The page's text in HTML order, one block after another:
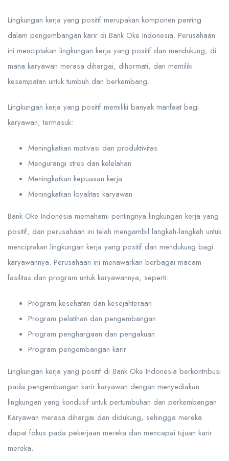
Lingkungan kerja yang positif merupakan komponen penting
dalam pengembangan karir di Bank Oke Indonesia. Perusahaan
ini menciptakan lingkungan kerja yang positif dan mendukung, di
mana karyawan merasa dihargai, dihormati, dan memiliki
kesempatan untuk tumbuh dan berkembang.
Lingkungan kerja yang positif memiliki banyak manfaat bagi
karyawan, termasuk:
Meningkatkan motivasi dan produktivitas
Mengurangi stres dan kelelahan
Meningkatkan kepuasan kerja
Meningkatkan loyalitas karyawan
Bank Oke Indonesia memahami pentingnya lingkungan kerja yang
positif, dan perusahaan ini telah mengambil langkah-langkah untuk
menciptakan lingkungan kerja yang positif dan mendukung bagi
karyawannya. Perusahaan ini menawarkan berbagai macam
fasilitas dan program untuk karyawannya, seperti:
Program kesehatan dan kesejahteraan
Program pelatihan dan pengembangan
Program penghargaan dan pengakuan
Program pengembangan karir
Lingkungan kerja yang positif di Bank Oke Indonesia berkontribusi
pada pengembangan karir karyawan dengan menyediakan
lingkungan yang kondusif untuk pertumbuhan dan perkembangan.
Karyawan merasa dihargai dan didukung, sehingga mereka
dapat fokus pada pekerjaan mereka dan mencapai tujuan karir
mereka.